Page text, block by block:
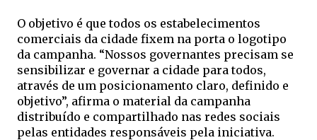
O objetivo é que todos os estabelecimentos
comerciais da cidade fixem na porta o logotipo
da campanha. “Nossos governantes precisam se
sensibilizar e governar a cidade para todos,
através de um posicionamento claro, definido e
objetivo”, afirma o material da campanha
distribuído e compartilhado nas redes sociais
pelas entidades responsáveis pela iniciativa.